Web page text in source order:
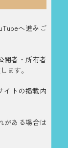
へ進みご
開者・所有者
ます。
イトの掲載内
がある場合は